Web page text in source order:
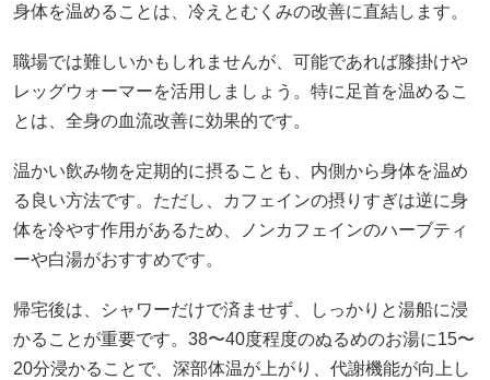
身体を温めることは、冷えとむくみの改善に直結します。
職場では難しいかもしれませんが、可能であれば膝掛けや
レッグウォーマーを活用しましょう。特に足首を温めるこ
とは、全身の血流改善に効果的です。
温かい飲み物を定期的に摂ることも、内側から身体を温め
る良い方法です。ただし、カフェインの摂りすぎは逆に身
体を冷やす作用があるため、ノンカフェインのハーブティ
ーや白湯がおすすめです。
帰宅後は、シャワーだけで済ませず、しっかりと湯船に浸
かることが重要です。38〜40度程度のぬるめのお湯に15〜
20分浸かることで、深部体温が上がり、代謝機能が向上し